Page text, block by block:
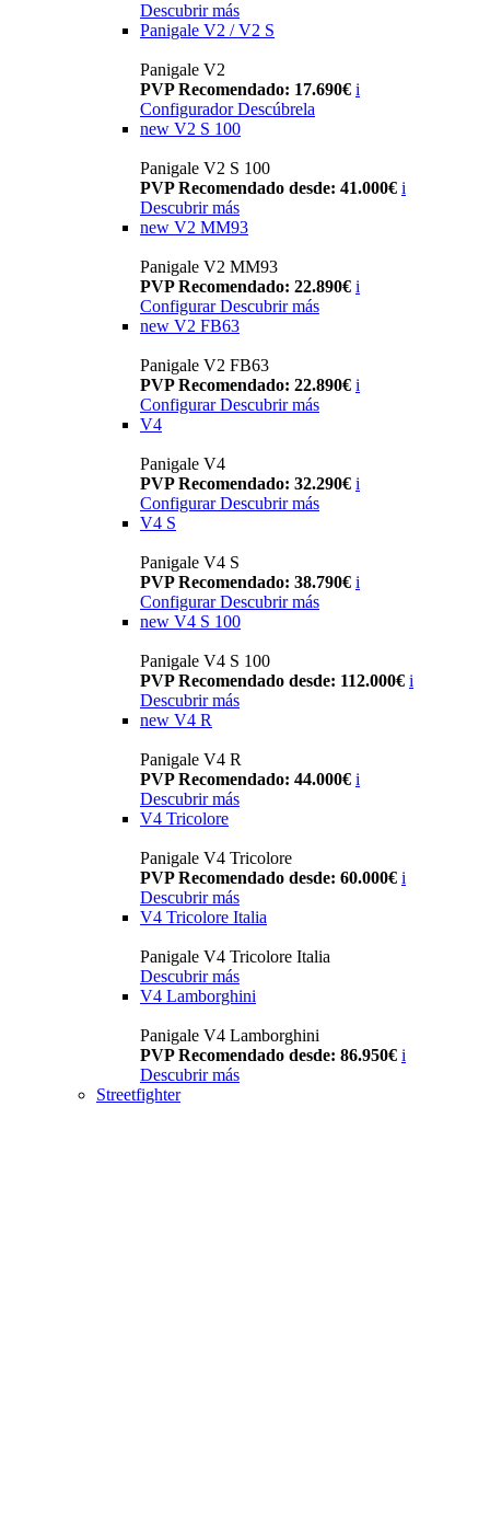
Descubrir más
Panigale V2 / V2 S
Panigale V2
PVP Recomendado: 17.690€ i
Configurador Descúbrela
new V2 S 100
Panigale V2 S 100
PVP Recomendado desde: 41.000€ i
Descubrir más
new V2 MM93
Panigale V2 MM93
PVP Recomendado: 22.890€ i
Configurar Descubrir más
new V2 FB63
Panigale V2 FB63
PVP Recomendado: 22.890€ i
Configurar Descubrir más
V4
Panigale V4
PVP Recomendado: 32.290€ i
Configurar Descubrir más
V4 S
Panigale V4 S
PVP Recomendado: 38.790€ i
Configurar Descubrir más
new V4 S 100
Panigale V4 S 100
PVP Recomendado desde: 112.000€ i
Descubrir más
new V4 R
Panigale V4 R
PVP Recomendado: 44.000€ i
Descubrir más
V4 Tricolore
Panigale V4 Tricolore
PVP Recomendado desde: 60.000€ i
Descubrir más
V4 Tricolore Italia
Panigale V4 Tricolore Italia
Descubrir más
V4 Lamborghini
Panigale V4 Lamborghini
PVP Recomendado desde: 86.950€ i
Descubrir más
Streetfighter